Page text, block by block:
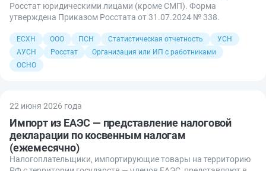
Росстат юридическими лицами (кроме СМП). Форма
утверждена Приказом Росстата от 31.07.2024 № 338.
ЕСХН ООО ПСН Статистическая отчетность
УСН
АУСН
Росстат
Организация или ИП с работниками
ОСНО
22 июня 2026 года
Импорт из ЕАЭС — представление налоговой
декларации по косвенным налогам
(ежемесячно)
Налогоплательщики, импортирующие товары на территорию